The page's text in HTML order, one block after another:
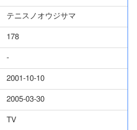
テニスノオウジサマ
178
-
2001-10-10
2005-03-30
TV